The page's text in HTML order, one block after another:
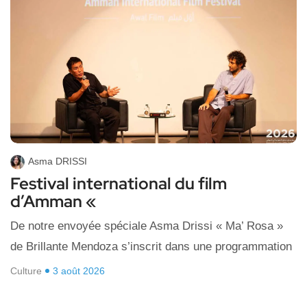
Asma DRISSI
Festival international du film
d’Amman «
De notre envoyée spéciale Asma Drissi « Ma’ Rosa »
de Brillante Mendoza s’inscrit dans une programmation
Culture 3 août 2026